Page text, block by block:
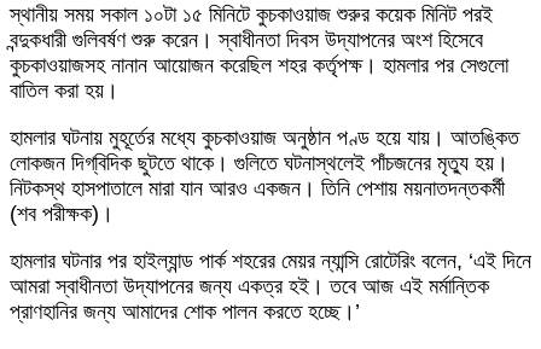
স্থানীয় সময় সকাল ১০টা ১৫ মিনিটে কুচকাওয়াজ শুরুর কয়েক মিনিট পরই
বন্দুকধারী গুলিবর্ষণ শুরু করেন। স্বাধীনতা দিবস উদ্‌যাপনের অংশ হিসেবে
কুচকাওয়াজসহ নানান আয়োজন করেছিল শহর কর্তৃপক্ষ। হামলার পর সেগুলো
বাতিল করা হয়।
হামলার ঘটনায় মুহূর্তের মধ্যে কুচকাওয়াজ অনুষ্ঠান পণ্ড হয়ে যায়। আতঙ্কিত
লোকজন দিগ্‌বিদিক ছুটতে থাকে। গুলিতে ঘটনাস্থলেই পাঁচজনের মৃত্যু হয়।
নিটকস্থ হাসপাতালে মারা যান আরও একজন। তিনি পেশায় ময়নাতদন্তকর্মী
(শব পরীক্ষক)।
হামলার ঘটনার পর হাইল্যান্ড পার্ক শহরের মেয়র ন্যান্সি রোটেরিং বলেন, ‘এই দিনে
আমরা স্বাধীনতা উদ্‌যাপনের জন্য একত্র হই। তবে আজ এই মর্মান্তিক
প্রাণহানির জন্য আমাদের শোক পালন করতে হচ্ছে।’